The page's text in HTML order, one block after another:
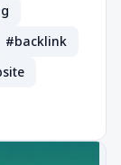
#backlink